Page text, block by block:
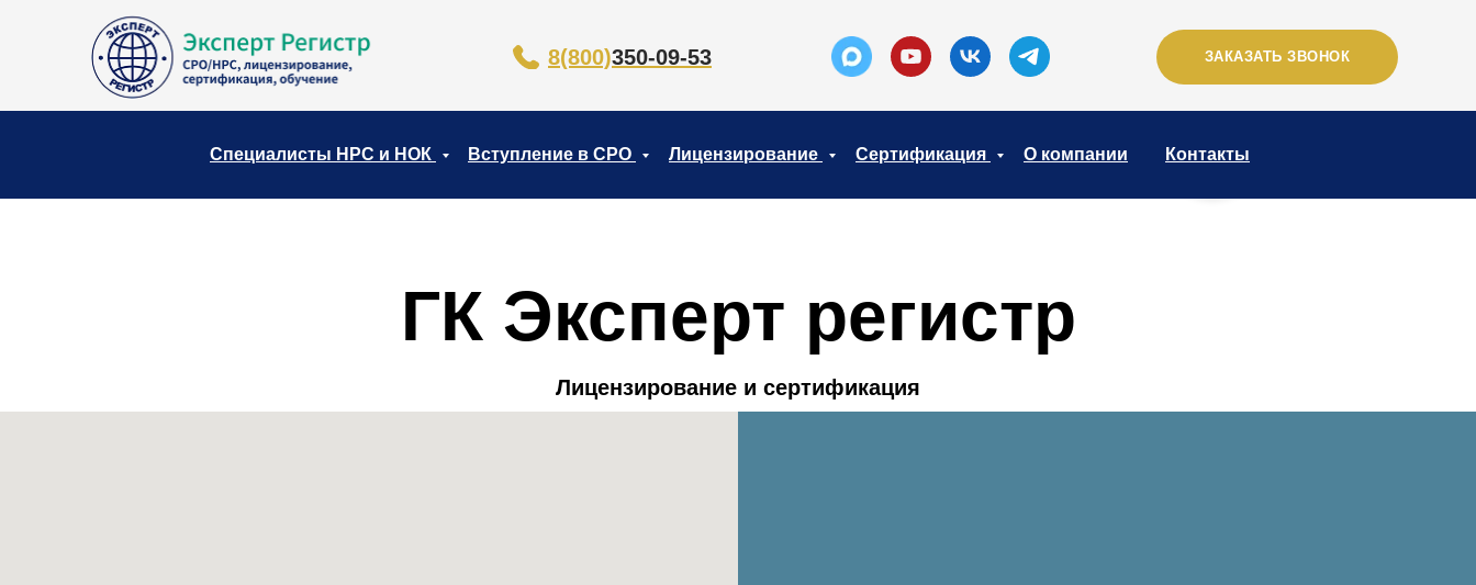
ЗАКАЗАТЬ ЗВОНОК
Контакты
О компании
Сертификация
Лицензирование
Вступление в СРО
Специалисты НРС и НОК
8(800)350-09-53
ГК Эксперт регистр
Лицензирование и сертификация